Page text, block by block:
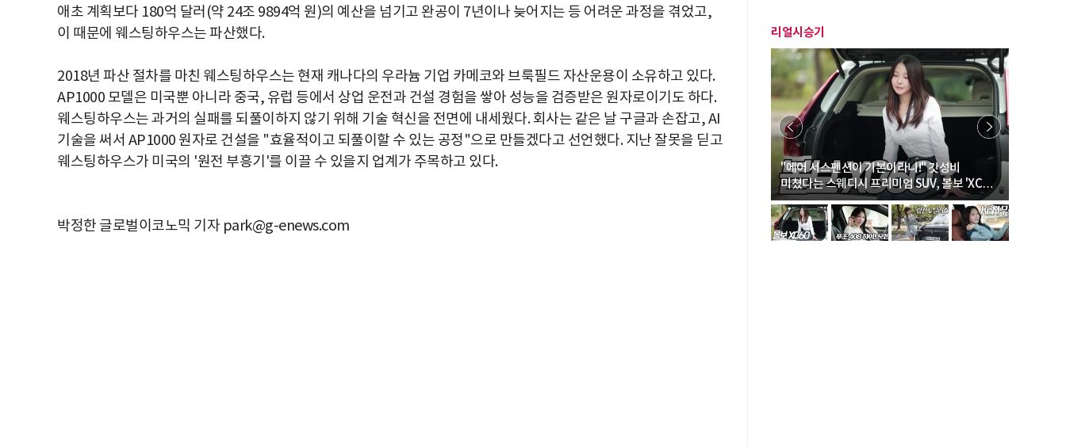
애초 계획보다 180억 달러(약 24조 9894억 원)의 예산을 넘기고 완공이 7년이나 늦어지는 등 어려운 과정을 겪었고,
이 때문에 웨스팅하우스는 파산했다.
2018년 파산 절차를 마친 웨스팅하우스는 현재 캐나다의 우라늄 기업 카메코와 브룩필드 자산운용이 소유하고 있다.
AP1000 모델은 미국뿐 아니라 중국, 유럽 등에서 상업 운전과 건설 경험을 쌓아 성능을 검증받은 원자로이기도 하다.
웨스팅하우스는 과거의 실패를 되풀이하지 않기 위해 기술 혁신을 전면에 내세웠다. 회사는 같은 날 구글과 손잡고, AI
기술을 써서 AP1000 원자로 건설을 "효율적이고 되풀이할 수 있는 공정"으로 만들겠다고 선언했다. 지난 잘못을 딛고
웨스팅하우스가 미국의 '원전 부흥기'를 이끌 수 있을지 업계가 주목하고 있다.
박정한 글로벌이코노믹 기자 park@g-enews.com
리얼시승기
"에어 서스펜션이 기본이라니!" 갓성비
미쳤다는 스웨디시 프리미엄 SUV, 볼보 'XC60
B5 울트라'